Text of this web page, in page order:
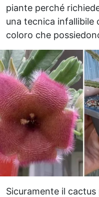
piante perché
una tecnica infallibile
coloro che
Sicuramente il